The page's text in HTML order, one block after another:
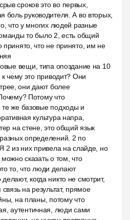
сроков это во первых,
боль руководителя. А во вторых,
что у многих людей разные
то было 2, есть общий
что не принято, им не
вещи, типа опоздание на 10
к чему это приводит? Они
они дают более
Потому что
же базовые подходы и
культура напра,
на стене, это общий язык
определений. 2 по
2 из них привела на слайде, но
сказать о том, что
то, что люди делают
когда никто не смотрит,
на результат, прямое
на планы, потому что
аутентичная, люди сами